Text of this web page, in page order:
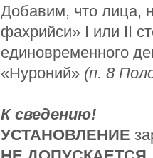
Добавим, что лица,
фахрийси» I или II
единовременного
«Нуроний» (п. 8
К сведению!
УСТАНОВЛЕНИЕ